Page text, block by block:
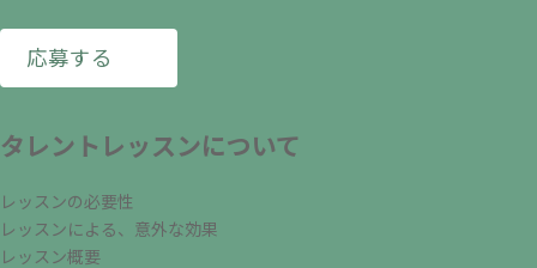
応募する
タレントレッスンについて
レッスンの必要性
レッスンによる、意外な効果
レッスン概要